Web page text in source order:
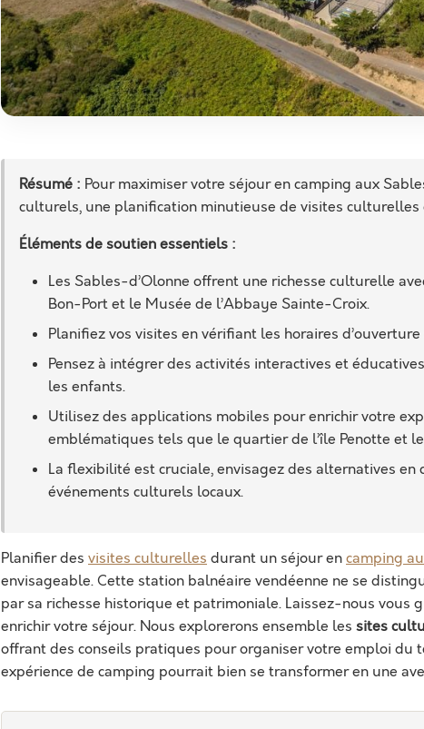
Résumé : Pour maximiser votre séjour en camping aux
culturels, une planification minutieuse de visites culturelles
Éléments de soutien essentiels :
Les Sables-d’Olonne offrent une richesse culturelle
Bon-Port et le Musée de l’Abbaye Sainte-Croix.
Planifiez vos visites en vérifiant les horaires
Pensez à intégrer des activités interactives et
les enfants.
Utilisez des applications mobiles pour enrichir votre
emblématiques tels que le quartier de l’île Penotte et
La flexibilité est cruciale, envisagez des alternatives
événements culturels locaux.
Planifier des visites culturelles durant un séjour encamping
envisageable. Cette station balnéaire vendéenne ne se
par sa richesse historique et patrimoniale. Laissez-nous vous
enrichir votre séjour. Nous explorerons ensemble les sites
offrant des conseils pratiques pour organiser votre emploi du
expérience de camping pourrait bien se transformer en une